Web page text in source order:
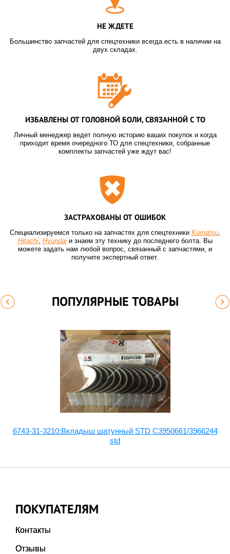
НЕ ЖДЕТЕ
Большинство запчастей для спецтехники всегда есть в наличии на
двух складах.
ИЗБАВЛЕНЫ ОТ ГОЛОВНОЙ БОЛИ, СВЯЗАННОЙ С ТО
Личный менеджер ведет полную историю ваших покупок и когда
приходит время очередного ТО для спецтехники, собранные
комплекты запчастей уже ждут вас!
ЗАСТРАХОВАНЫ ОТ ОШИБОК
Специализируемся только на запчастях для спецтехники Komatsu,
Hitachi, Hyundaiи знаем эту технику до последнего болта. Вы
можете задать нам любой вопрос, связанный с запчастями, и
получите экспертный ответ.
ПОПУЛЯРНЫЕ ТОВАРЫ
6743-31-3210:Вкладыш шатунный STD C3950661/3966244
std
ПОКУПАТЕЛЯМ
Контакты
Отзывы